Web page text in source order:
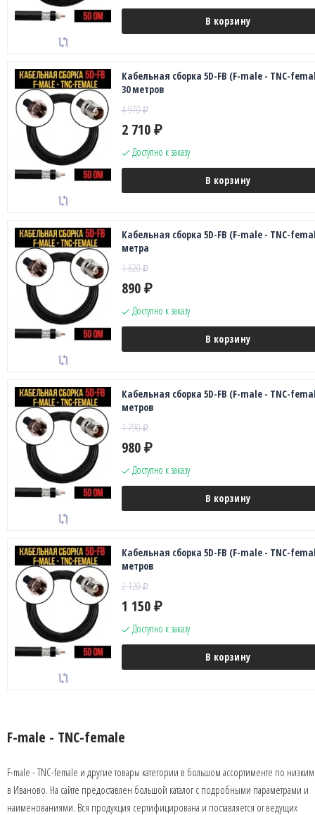
В корзину
Кабельная сборка 5D-FB (F-male - TNC-
30 метров
4 970₽
2 710 ₽
Доступно к заказу
В корзину
Кабельная сборка 5D-FB (F-male - TNC-
метра
1 620₽
890 ₽
Доступно к заказу
В корзину
Кабельная сборка 5D-FB (F-male - TNC-
метров
1 790₽
980 ₽
Доступно к заказу
В корзину
Кабельная сборка 5D-FB (F-male - TNC-
метров
2 120₽
1 150 ₽
Доступно к заказу
В корзину
F-male - TNC-female
F-male - TNC-female и другие товары категории в большом ассортименте по
в Иваново. На сайте предоставлен большой каталог с подробными параметрами и
наименованиями. Вся продукция сертифицирована и поставляется от ведущих